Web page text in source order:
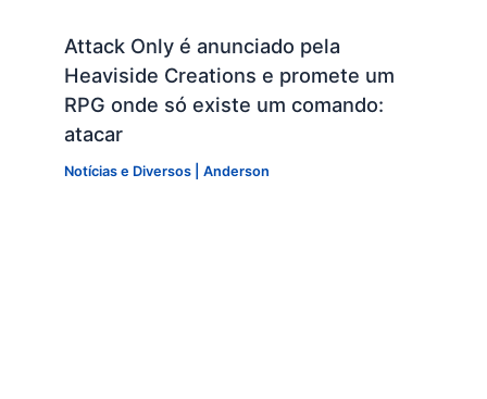
Attack Only é anunciado pela
Heaviside Creations e promete um
RPG onde só existe um comando:
atacar
Notícias e Diversos| Anderson